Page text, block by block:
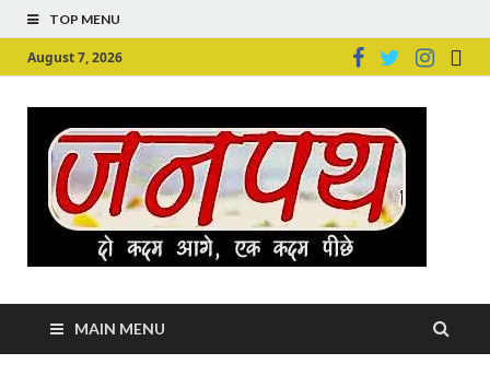
TOP MENU
August 7, 2026
MAIN MENU